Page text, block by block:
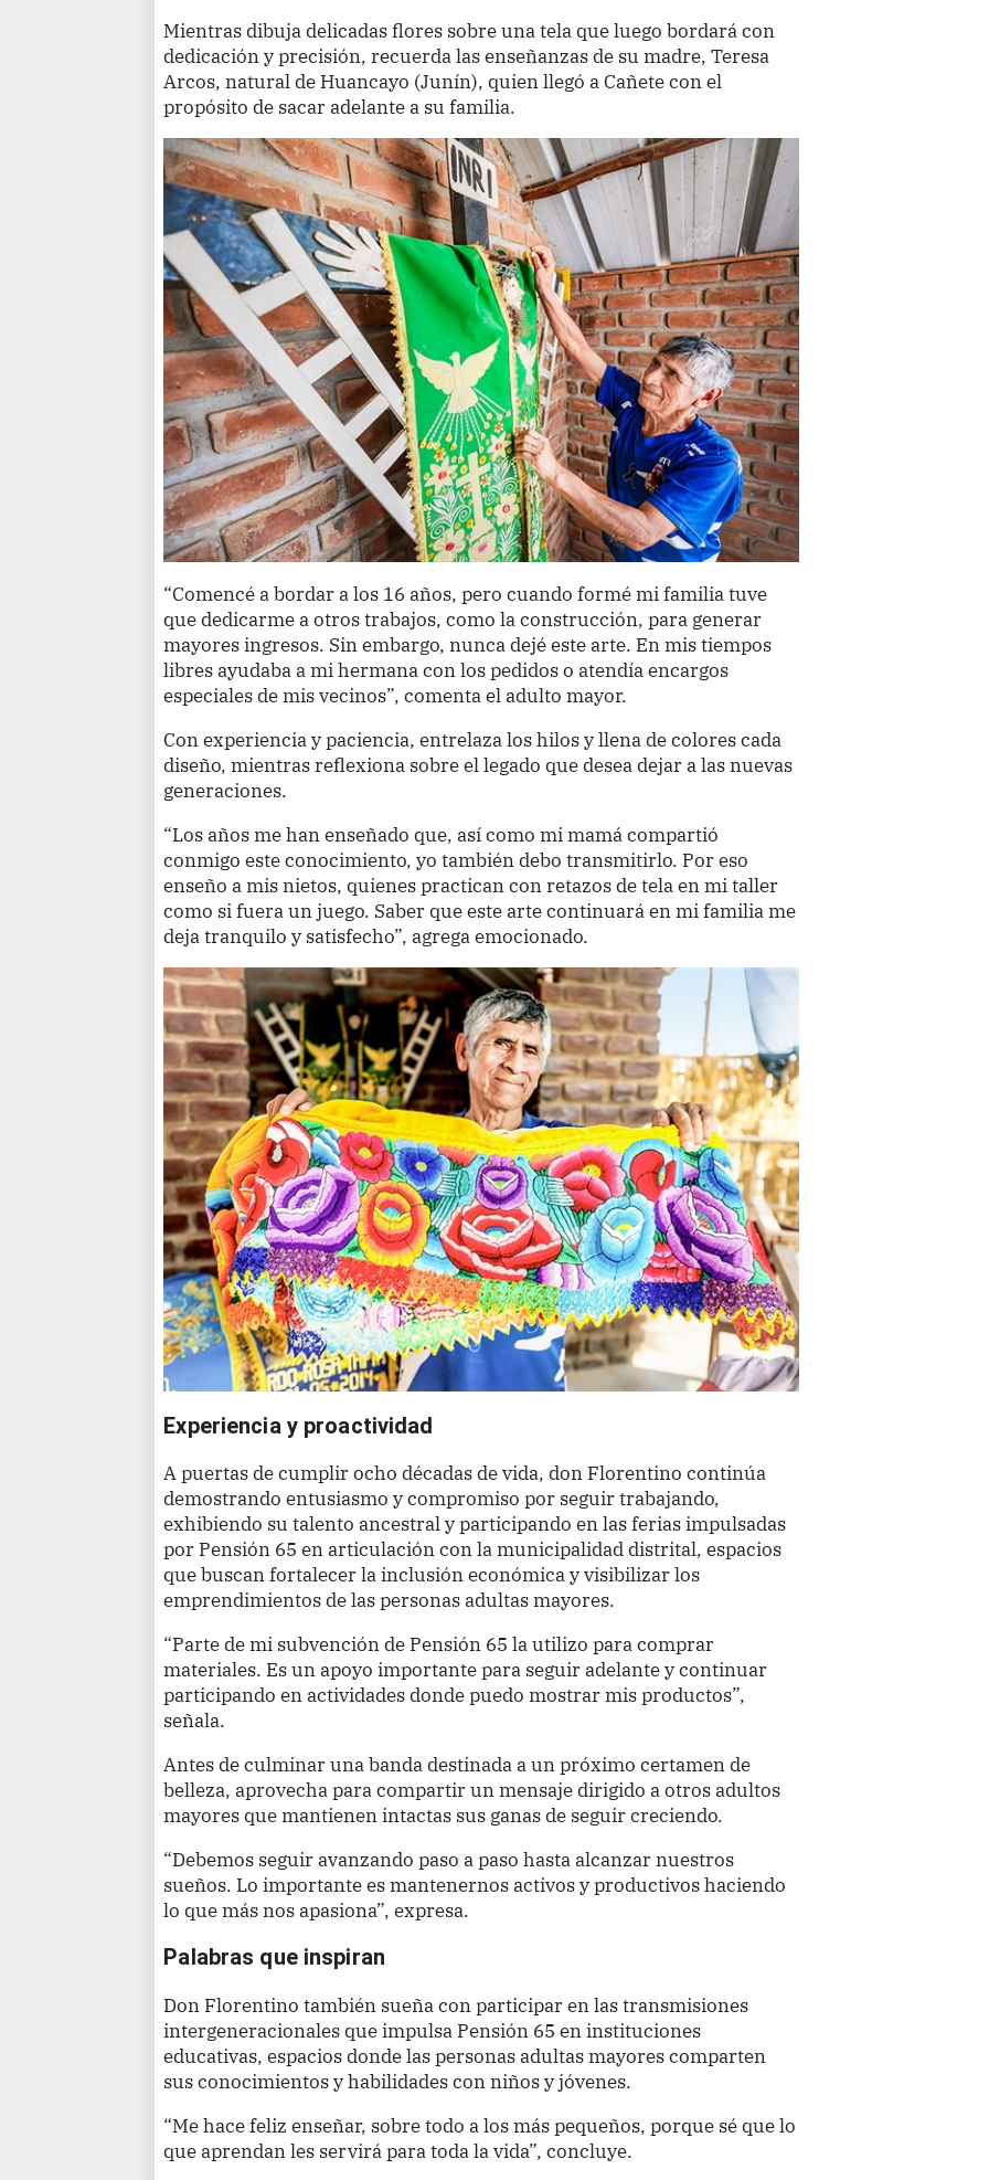
Mientras dibuja delicadas flores sobre una tela que luego bordará con
dedicación y precisión, recuerda las enseñanzas de su madre, Teresa
Arcos, natural de Huancayo (Junín), quien llegó a Cañete con el
propósito de sacar adelante a su familia.
“Comencé a bordar a los 16 años, pero cuando formé mi familia tuve
que dedicarme a otros trabajos, como la construcción, para generar
mayores ingresos. Sin embargo, nunca dejé este arte. En mis tiempos
libres ayudaba a mi hermana con los pedidos o atendía encargos
especiales de mis vecinos”, comenta el adulto mayor.
Con experiencia y paciencia, entrelaza los hilos y llena de colores cada
diseño, mientras reflexiona sobre el legado que desea dejar a las nuevas
generaciones.
“Los años me han enseñado que, así como mi mamá compartió
conmigo este conocimiento, yo también debo transmitirlo. Por eso
enseño a mis nietos, quienes practican con retazos de tela en mi taller
como si fuera un juego. Saber que este arte continuará en mi familia me
deja tranquilo y satisfecho”, agrega emocionado.
Experiencia y proactividad
A puertas de cumplir ocho décadas de vida, don Florentino continúa
demostrando entusiasmo y compromiso por seguir trabajando,
exhibiendo su talento ancestral y participando en las ferias impulsadas
por Pensión 65 en articulación con la municipalidad distrital, espacios
que buscan fortalecer la inclusión económica y visibilizar los
emprendimientos de las personas adultas mayores.
“Parte de mi subvención de Pensión 65 la utilizo para comprar
materiales. Es un apoyo importante para seguir adelante y continuar
participando en actividades donde puedo mostrar mis productos”,
señala.
Antes de culminar una banda destinada a un próximo certamen de
belleza, aprovecha para compartir un mensaje dirigido a otros adultos
mayores que mantienen intactas sus ganas de seguir creciendo.
“Debemos seguir avanzando paso a paso hasta alcanzar nuestros
sueños. Lo importante es mantenernos activos y productivos haciendo
lo que más nos apasiona”, expresa.
Palabras que inspiran
Don Florentino también sueña con participar en las transmisiones
intergeneracionales que impulsa Pensión 65 en instituciones
educativas, espacios donde las personas adultas mayores comparten
sus conocimientos y habilidades con niños y jóvenes.
“Me hace feliz enseñar, sobre todo a los más pequeños, porque sé que lo
que aprendan les servirá para toda la vida”, concluye.